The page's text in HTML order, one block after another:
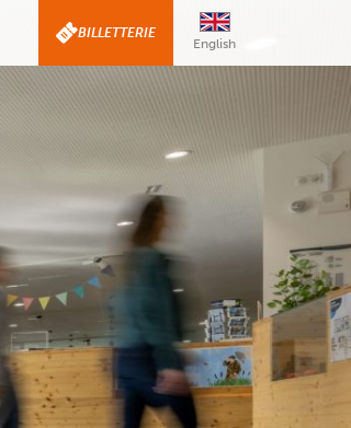
BILLETTERIE
English